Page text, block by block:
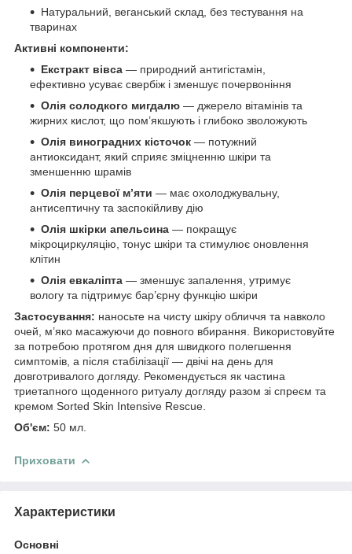
Натуральний, веганський склад, без тестування на
тваринах
Активні компоненти:
Екстракт вівса — природний антигістамін,
ефективно усуває свербіж і зменшує почервоніння
Олія солодкого мигдалю — джерело вітамінів та
жирних кислот, що пом’якшують і глибоко зволожують
Олія виноградних кісточок — потужний
антиоксидант, який сприяє зміцненню шкіри та
зменшенню шрамів
Олія перцевої м’яти — має охолоджувальну,
антисептичну та заспокійливу дію
Олія шкірки апельсина — покращує
мікроциркуляцію, тонус шкіри та стимулює оновлення
клітин
Олія евкаліпта — зменшує запалення, утримує
вологу та підтримує бар’єрну функцію шкіри
Застосування: наносьте на чисту шкіру обличчя та навколо
очей, м’яко масажуючи до повного вбирання. Використовуйте
за потребою протягом дня для швидкого полегшення
симптомів, а після стабілізації — двічі на день для
довготривалого догляду. Рекомендується як частина
триетапного щоденного ритуалу догляду разом зі спреєм та
кремом Sorted Skin Intensive Rescue.
Об'єм: 50 мл.
Приховати
Характеристики
Основні